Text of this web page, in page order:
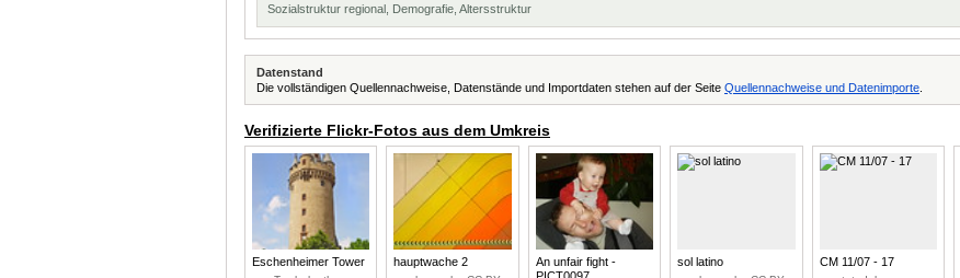
Sozialstruktur regional, Demografie, Altersstruktur
Datenstand
Die vollständigen Quellennachweise, Datenstände und Importdaten stehen auf der Seite Quellennachweise und Datenimporte
Verifizierte Flickr-Fotos aus dem Umkreis
Eschenheimer Tower hauptwache 2
An unfair fight -
sol latino CM 11/07 - 17